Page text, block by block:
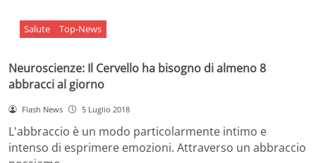
Salute Top-News
Neuroscienze: Il Cervello ha bisogno di almeno 8
abbracci al giorno
Flash News 5 Luglio 2018
L'abbraccio è un modo particolarmente intimo e
intenso di esprimere emozioni. Attraverso un abbraccio